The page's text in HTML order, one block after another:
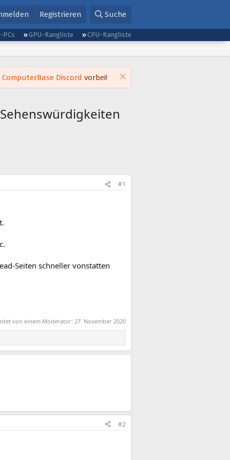
Registrieren Suche
PCs GPU-Rangliste CPU-Rangliste
ComputerBase Discord vorbei!
#1
Seiten schneller vonstatten
von einem Moderator: 27. November 2020
#2